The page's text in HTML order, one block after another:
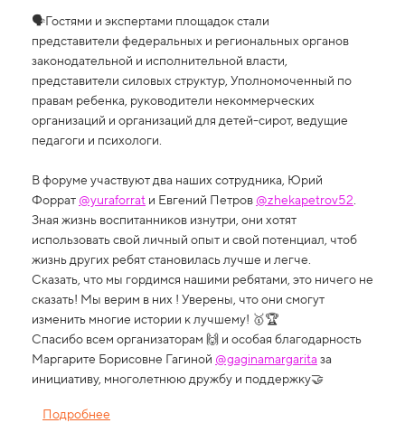
🗣Гостями и экспертами площадок стали
представители федеральных и региональных органов
законодательной и исполнительной власти,
представители силовых структур, Уполномоченный по
правам ребенка, руководители некоммерческих
организаций и организаций для детей-сирот, ведущие
педагоги и психологи.
В форуме участвуют два наших сотрудника, Юрий
Форрат @yuraforrat и Евгений Петров @zhekapetrov52.
Зная жизнь воспитанников изнутри, они хотят
использовать свой личный опыт и свой потенциал, чтоб
жизнь других ребят становилась лучше и легче.
Сказать, что мы гордимся нашими ребятами, это ничего не
сказать! Мы верим в них ! Уверены, что они смогут
изменить многие истории к лучшему! 🥇🏆
Спасибо всем организаторам 🙌 и особая благодарность
Маргарите Борисовне Гагиной @gaginamargarita за
инициативу, многолетнюю дружбу и поддержку🤝
Подробнее